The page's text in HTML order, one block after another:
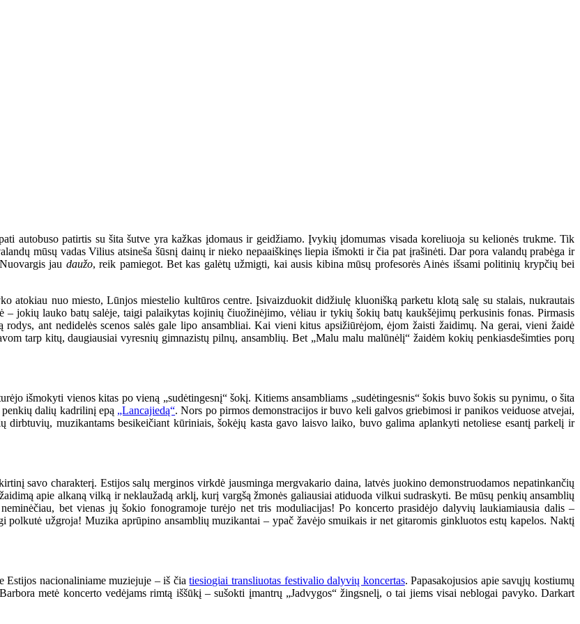
autobuso patirtis su šita šutve yra kažkas įdomaus ir geidžiamo. Įvykių įdomumas visada koreliuoja su kelionės trukme. Tik
mūsų vadas Vilius atsineša šūsnį dainų ir nieko nepaaiškinęs liepia išmokti ir čia pat įrašinėti. Dar pora valandų prabėga ir
jau daužo, reik pamiegot. Bet kas galėtų užmigti, kai ausis kibina mūsų profesorės Ainės išsami politinių krypčių bei
atokiau nuo miesto, Lūnjos miestelio kultūros centre. Įsivaizduokit didžiulę kluonišką parketu klotą salę su stalais, nukrautais
– jokių lauko batų salėje, taigi palaikytas kojinių čiuožinėjimo, vėliau ir tykių šokių batų kaukšėjimų perkusinis fonas. Pirmasis
ant nedidelės scenos salės gale lipo ansambliai. Kai vieni kitus apsižiūrėjom, ėjom žaisti žaidimų. Na gerai, vieni žaidė
tarp kitų, daugiausiai vyresnių gimnazistų pilnų, ansamblių. Bet „Malu malu malūnėlį“ žaidėm kokių penkiasdešimties porų
išmokyti vienos kitas po vieną „sudėtingesnį“ šokį. Kitiems ansambliams „sudėtingesnis“ šokis buvo šokis su pynimu, o šita
dalių kadrilinį epą „Lancajiedą“. Nors po pirmos demonstracijos ir buvo keli galvos griebimosi ir panikos veiduose atvejai,
dirbtuvių, muzikantams besikeičiant kūriniais, šokėjų kasta gavo laisvo laiko, buvo galima aplankyti netoliese esantį parkelį ir
savo charakterį. Estijos salų merginos virkdė jausminga mergvakario daina, latvės juokino demonstruodamos nepatinkančių
apie alkaną vilką ir neklaužadą arklį, kurį vargšą žmonės galiausiai atiduoda vilkui sudraskyti. Be mūsų penkių ansamblių
bet vienas jų šokio fonogramoje turėjo net tris moduliacijas! Po koncerto prasidėjo dalyvių laukiamiausia dalis –
užgroja! Muzika aprūpino ansamblių muzikantai – ypač žavėjo smuikais ir net gitaromis ginkluotos estų kapelos. Naktį
Estijos nacionaliniame muziejuje – iš čiatiesiogiai transliuotas festivalio dalyvių koncertas. Papasakojusios apie savųjų kostiumų
metė koncerto vedėjams rimtą iššūkį – sušokti įmantrų „Jadvygos“ žingsnelį, o tai jiems visai neblogai pavyko. Darkart